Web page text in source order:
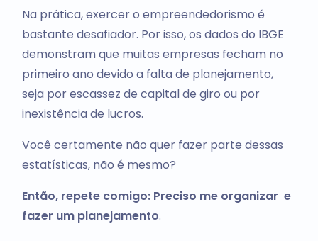
Na prática, exercer o empreendedorismo é
bastante desafiador. Por isso, os dados do IBGE
demonstram que muitas empresas fecham no
primeiro ano devido a falta de planejamento,
seja por escassez de capital de giro ou por
inexistência de lucros.
Você certamente não quer fazer parte dessas
estatísticas, não é mesmo?
Então, repete comigo: Preciso me organizar e
fazer um planejamento.